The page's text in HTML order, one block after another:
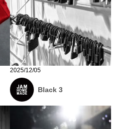
2025/12/05
Black 3